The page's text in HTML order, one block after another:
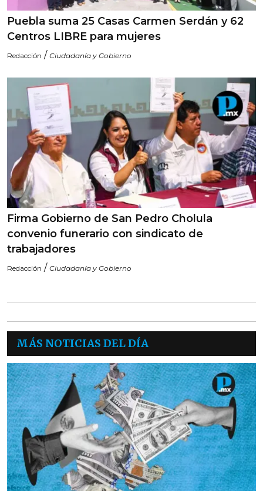
Puebla suma 25 Casas Carmen Serdán y 62
Centros LIBRE para mujeres
Redacción / Ciudadanía y Gobierno
Firma Gobierno de San Pedro Cholula
convenio funerario con sindicato de
trabajadores
Redacción / Ciudadanía y Gobierno
MÁS NOTICIAS DEL DÍA